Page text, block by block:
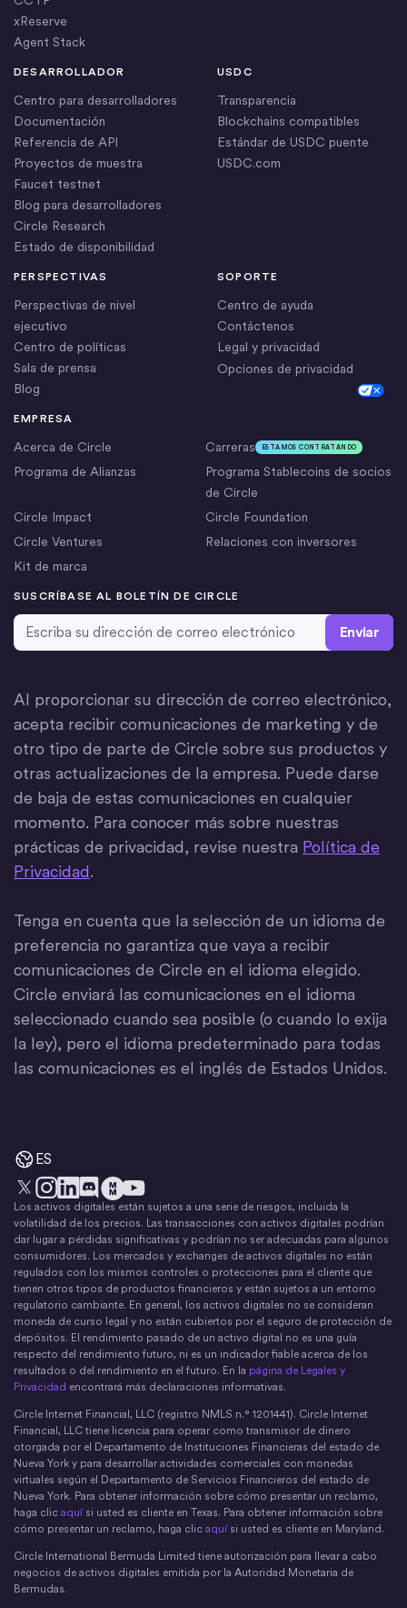
xReserve
Agent Stack
DESARROLLADOR
Centro para desarrolladores
Documentación
Referencia de API
Proyectos de muestra
Faucet testnet
Blog para desarrolladores
Circle Research
Estado de disponibilidad
EMPRESA
Acerca de Circle Carreras ESTAMOS CONTRATANDO
Programa de Alianzas
Programa Stablecoins de socios
de Circle
Circle Impact
Circle Foundation
Circle Ventures
Relaciones con inversores
Kit de marca
USDC
Transparencia
Blockchains compatibles
Estándar de USDC puente
USDC.com
PERSPECTIVAS
Perspectivas de nivel
ejecutivo
Centro de políticas
Sala de prensa
Blog
SOPORTE
Centro de ayuda
Contáctenos
Legal y privacidad
Opciones de privacidad
SUSCRÍBASE AL BOLETÍN DE CIRCLE
Dirección de correo electrónico
Al proporcionar su dirección de correo electrónico,
acepta recibir comunicaciones de marketing y de
otro tipo de parte de Circle sobre sus productos y
otras actualizaciones de la empresa. Puede darse
de baja de estas comunicaciones en cualquier
momento. Para conocer más sobre nuestras
prácticas de privacidad, revise nuestra Política de
Privacidad.
Tenga en cuenta que la selección de un idioma de
preferencia no garantiza que vaya a recibir
comunicaciones de Circle en el idioma elegido.
Circle enviará las comunicaciones en el idioma
seleccionado cuando sea posible (o cuando lo exija
la ley), pero el idioma predeterminado para todas
las comunicaciones es el inglés de Estados Unidos.
ES
X Instagram
LinkedIn
DiscordEl movimiento del dinero
YouTube
Los activos digitales están sujetos a una serie de riesgos, incluida la
volatilidad de los precios. Las transacciones con activos digitales podrían
dar lugar a pérdidas significativas y podrían no ser adecuadas para algunos
consumidores. Los mercados y exchanges de activos digitales no están
regulados con los mismos controles o protecciones para el cliente que
tienen otros tipos de productos financieros y están sujetos a un entorno
regulatorio cambiante. En general, los activos digitales no se consideran
moneda de curso legal y no están cubiertos por el seguro de protección de
depósitos. El rendimiento pasado de un activo digital no es una guía
respecto del rendimiento futuro, ni es un indicador fiable acerca de los
resultados o del rendimiento en el futuro. En la página de Legales y
Privacidad encontrará más declaraciones informativas.
Circle Internet Financial, LLC (registro NMLS n.° 1201441). Circle Internet
Financial, LLC tiene licencia para operar como transmisor de dinero
otorgada por el Departamento de Instituciones Financieras del estado de
Nueva York y para desarrollar actividades comerciales con monedas
virtuales según el Departamento de Servicios Financieros del estado de
Nueva York. Para obtener información sobre cómo presentar un reclamo,
haga clic aquí si usted es cliente en Texas. Para obtener información sobre
cómo presentar un reclamo, haga clic aquí si usted es cliente en Maryland.
Circle International Bermuda Limited tiene autorización para llevar a cabo
negocios de activos digitales emitida por la Autoridad Monetaria de
Bermudas.